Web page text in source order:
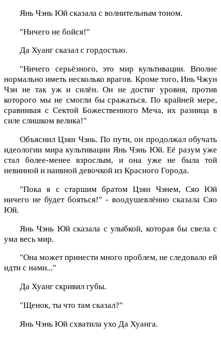
Янь Чэнь Юй сказала с волнительным тоном.
"Ничего не бойся!"
Да Хуанг сказал с гордостью.
"Ничего серьёзного, это мир культивации. Вполне
нормально иметь несколько врагов. Кроме того, Инь Чжун
Чэн не так уж и силён. Он не достиг уровня, против
которого мы не смогли бы сражаться. По крайней мере,
сравнивая с Сектой Божественного Меча, их разница в
силе слишком велика!"
Объяснил Цзян Чэнь. По пути, он продолжал обучать
идеологии мира культивации Янь Чэнь Юй. Её разум уже
стал более-менее взрослым, и она уже не была той
невинной и наивной девочкой из Красного Города.
"Пока я с старшим братом Цзян Чэнем, Сяо Юй
ничего не будет бояться!" - воодушевлённо сказала Сяо
Юй.
Янь Чэнь Юй сказала с улыбкой, которая бы свела с
ума весь мир.
"Она может принести много проблем, не следовало ей
идти с нами..."
Да Хуанг скривил губы.
"Щенок, ты что там сказал?"
Янь Чэнь Юй схватила ухо Да Хуанга.